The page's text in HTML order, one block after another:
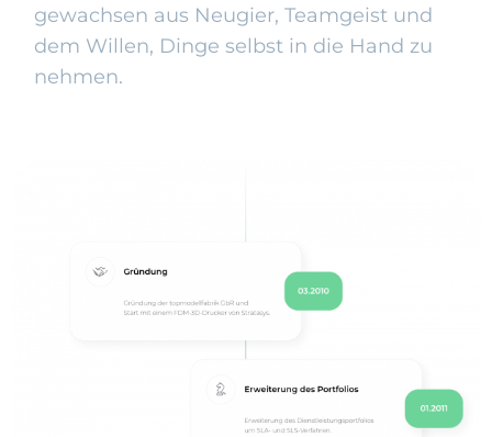
gewachsen aus Neugier, Teamgeist und
dem Willen, Dinge selbst in die Hand zu
nehmen.